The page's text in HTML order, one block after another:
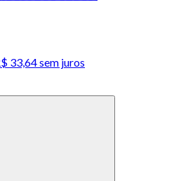
33,64 sem juros